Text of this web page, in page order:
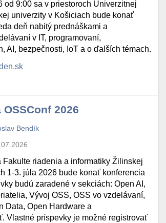
od 9:00 sa v priestoroch Univerzitnej
univerzity v Košiciach bude konať
deň nabitý prednáškami a
v IT, programovaní,
AI, bezpečnosti, IoT a o ďalších témach.
2026
Bendík
Fakulte riadenia a informatiky Žilinskej
1-3. júla 2026 bude konať konferencia
budú zaradené v sekciách: Open AI,
Vývoj OSS, OSS vo vzdelávaní,
Data, Open Hardware a
Vlastné príspevky je možné registrovať